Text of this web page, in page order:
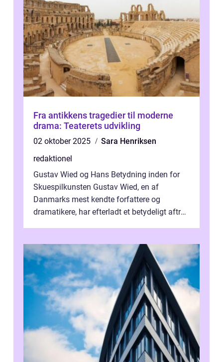
Fra antikkens tragedier til moderne
drama: Teaterets udvikling
02 oktober 2025
Sara Henriksen
redaktionel
Gustav Wied og Hans Betydning inden for
Skuespilkunsten Gustav Wied, en af
Danmarks mest kendte forfattere og
dramatikere, har efterladt et betydeligt aftryk